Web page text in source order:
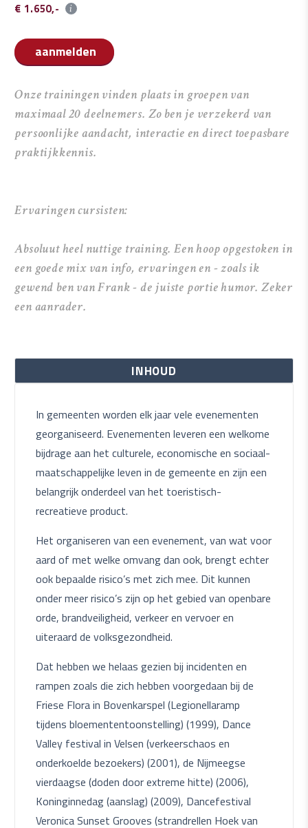
€ 1.650,-
aanmelden
Onze trainingen vinden plaats in groepen van
maximaal 20 deelnemers. Zo ben je verzekerd van
persoonlijke aandacht, interactie en direct toepasbare
praktijkkennis.
Ervaringen cursisten:
Absoluut heel nuttige training. Een hoop opgestoken in
een goede mix van info, ervaringen en - zoals ik
gewend ben van Frank - de juiste portie humor. Zeker
een aanrader.
INHOUD
In gemeenten worden elk jaar vele evenementen
georganiseerd. Evenementen leveren een welkome
bijdrage aan het culturele, economische en sociaal-
maatschappelijke leven in de gemeente en zijn een
belangrijk onderdeel van het toeristisch-
recreatieve product.
Het organiseren van een evenement, van wat voor
aard of met welke omvang dan ook, brengt echter
ook bepaalde risico’s met zich mee. Dit kunnen
onder meer risico’s zijn op het gebied van openbare
orde, brandveiligheid, verkeer en vervoer en
uiteraard de volksgezondheid.
Dat hebben we helaas gezien bij incidenten en
rampen zoals die zich hebben voorgedaan bij de
Friese Flora in Bovenkarspel (Legionellaramp
tijdens bloemententoonstelling) (1999), Dance
Valley festival in Velsen (verkeerschaos en
onderkoelde bezoekers) (2001), de Nijmeegse
vierdaagse (doden door extreme hitte) (2006),
Koninginnedag (aanslag) (2009), Dancefestival
Veronica Sunset Grooves (strandrellen Hoek van